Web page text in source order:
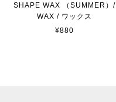
SHAPE WAX （SUMMER）/
WAX / ワックス
¥880